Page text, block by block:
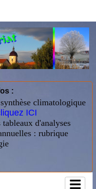
:
climatologique
ICI
d'analyses
: rubrique